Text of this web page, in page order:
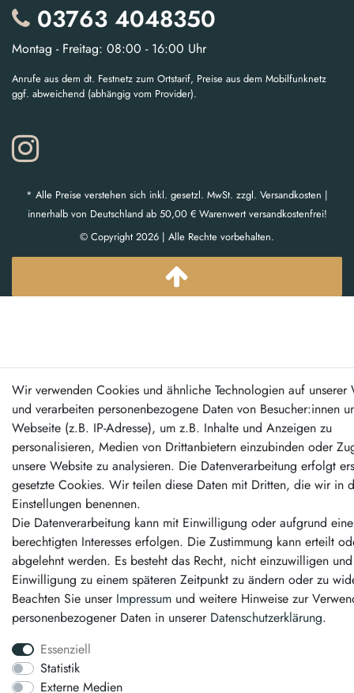
03763 4048350
Montag - Freitag: 08:00 - 16:00 Uhr
Anrufe aus dem dt. Festnetz zum Ortstarif, Preise aus dem Mobilfunknetz
ggf. abweichend (abhängig vom Provider).
* Alle Preise verstehen sich inkl. gesetzl. MwSt. zzgl. Versandkosten |
innerhalb von Deutschland ab 50,00 € Warenwert versandkostenfrei!
© Copyright 2026 | Alle Rechte vorbehalten.
Wir verwenden Cookies und ähnliche Technologien auf unserer
und verarbeiten personenbezogene Daten von Besucher:innen
Webseite (z.B. IP-Adresse), um z.B. Inhalte und Anzeigen zu
personalisieren, Medien von Drittanbietern einzubinden oder
unsere Website zu analysieren. Die Datenverarbeitung erfolgt
gesetzte Cookies. Wir teilen diese Daten mit Dritten, die wir in
Einstellungen benennen.
Die Datenverarbeitung kann mit Einwilligung oder aufgrund
berechtigten Interesses erfolgen. Die Zustimmung kann erteilt
abgelehnt werden. Es besteht das Recht, nicht einzuwilligen
Einwilligung zu einem späteren Zeitpunkt zu ändern oder zu
Beachten Sie unser Impressum und weitere Hinweise zur
personenbezogener Daten in unserer Daten­schutz­erklärung.
Essenziell
Statistik
Externe Medien